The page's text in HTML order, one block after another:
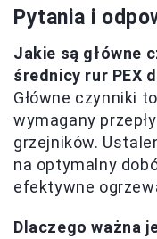
Pytania i
Jakie są główne
średnicy rur PEX
Główne czynniki
wymagany
grzejników.
na optymalny
efektywne
Dlaczego ważna